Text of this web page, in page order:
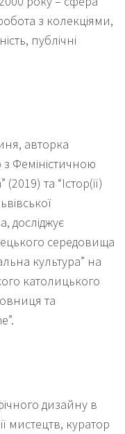
з колекціями,
публічні
авторка
з Феміністичною
та “Істор(ії)
досліджує
середовища
культура” на
католицького
та
дизайну в
мистецтв, куратор